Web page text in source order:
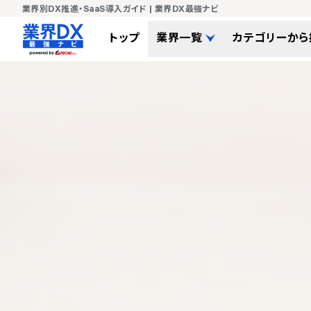
業界別DX推進・SaaS導入ガイド | 業界DX最強ナビ
トップ 業界一覧 カテゴリーか